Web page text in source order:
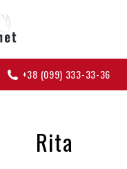
+38 (099) 333-33-36
Rita